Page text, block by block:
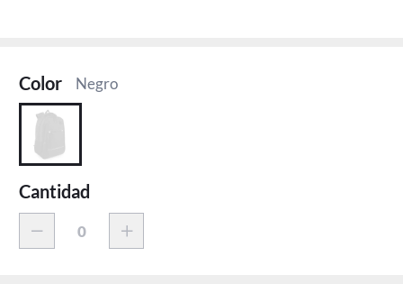
Color Negro
Cantidad